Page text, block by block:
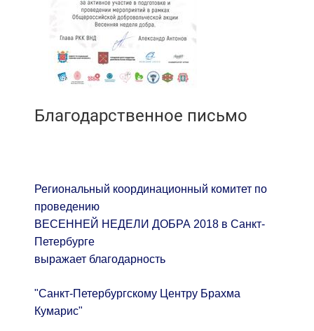
Благодарственное письмо
Региональный координационный комитет по
проведению
ВЕСЕННЕЙ НЕДЕЛИ ДОБРА 2018 в Санкт-
Петербурге
выражает благодарность
"Санкт-Петербургскому Центру Брахма
Кумарис"